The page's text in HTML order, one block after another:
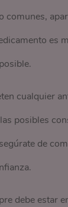
comunes,
es
cualquier
posibles
de
debe estar